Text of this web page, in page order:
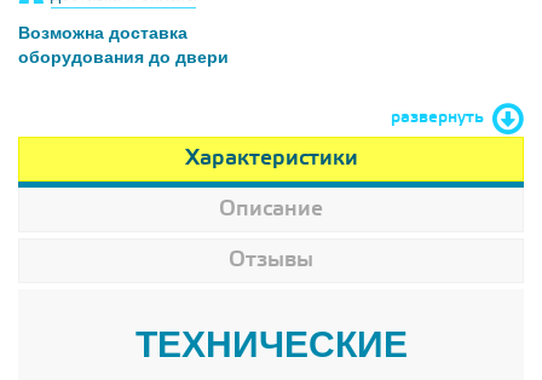
Возможна доставка
оборудования до двери
развернуть
Характеристики
Описание
Отзывы
ТЕХНИЧЕСКИЕ